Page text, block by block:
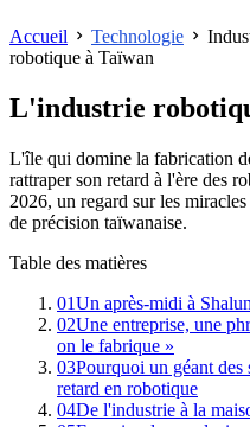
Accueil Technologie
robotique à Taïwan
L'industrie
L'île qui domine la fabrication
rattraper son retard à l'ère des
2026, un regard sur les
de précision taïwanaise.
Table des matières
01Un après-midi à Shalun
02Une entreprise, une
on le fabrique »
03Pourquoi un géant des
retard en robotique
04De l'industrie à la